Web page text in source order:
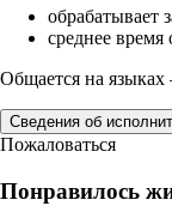
обрабатывает
среднее
Общается на
Сведения об
Пожаловаться
Понравилось